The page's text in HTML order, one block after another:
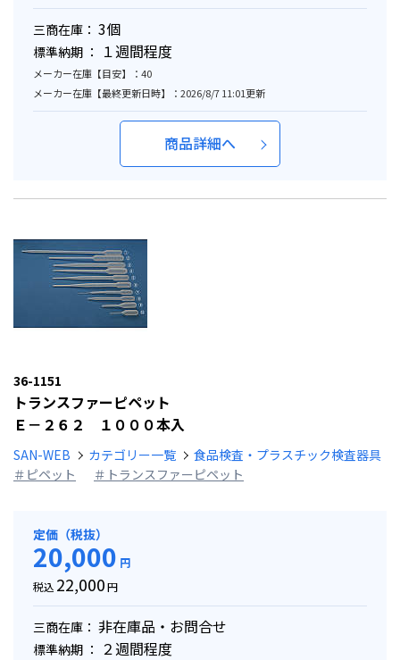
三商在庫： 3個
標準納期 ： １週間程度
メーカー在庫【目安】：40
メーカー在庫【最終更新日時】：2026/8/7 11:01更新
商品詳細へ
36-1151
トランスファーピペット
Ｅ－２６２ １０００本入
SAN-WEB カテゴリー一覧
食品検査・プラスチック検査器具
＃ピペット
＃トランスファーピペット
定価（税抜）
20,000 円
税込 22,000円
三商在庫： 非在庫品・お問合せ
標準納期 ： ２週間程度